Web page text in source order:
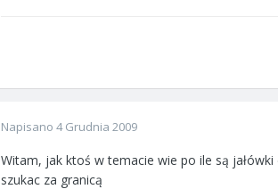
Napisano 4 Grudnia 2009
Witam, jak ktoś w temacie wie po ile są
szukac za granicą